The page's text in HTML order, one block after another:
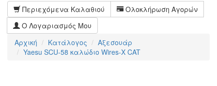
Περιεχόμενα Καλαθιού
Ολοκλήρωση Αγορών
Ο Λογαριασμός Μου
Αρχική
Κατάλογος
Αξεσουάρ
Yaesu SCU-58 καλώδιο Wires-X CAT